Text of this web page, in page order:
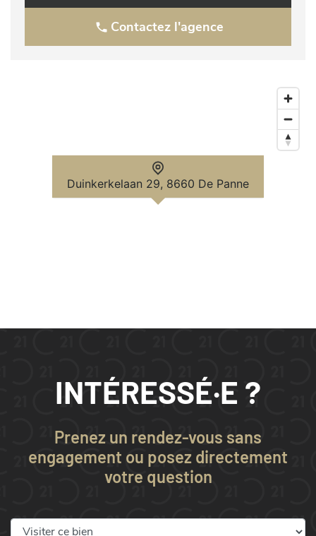
Contactez l'agence
Duinkerkelaan 29, 8660 De Panne
INTÉRESSÉ·E ?
Prenez un rendez-vous sans
engagement ou posez directement
votre question